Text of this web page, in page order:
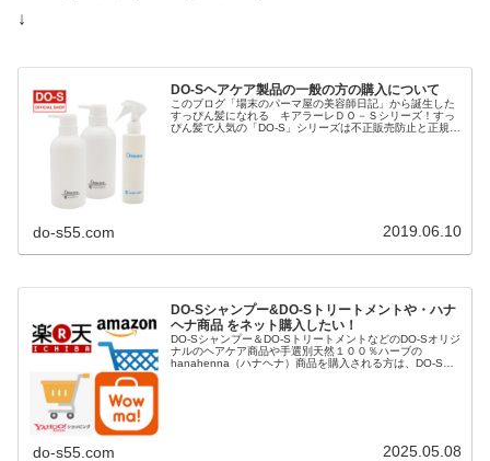
↓
DO-Sヘアケア製品の一般の方の購入について
このブログ「場末のパーマ屋の美容師日記」から誕生した
すっぴん髪になれる キアラーレＤＯ－Ｓシリーズ！すっ
ぴん髪で人気の「DO-S」シリーズは不正販売防止と正規品
do-s55.com 2019.06.10
DO-Sシャンプー&DO-Sトリートメントや・ハナ
ヘナ商品 をネット購入したい！
DO-Sシャンプー＆DO-SトリートメントなどのDO-Sオリジ
ナルのヘアケア商品や手選別天然１００％ハーブの
hanahenna（ハナヘナ）商品を購入される方は、DO-S公
do-s55.com 2025.05.08